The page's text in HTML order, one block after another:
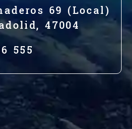
69 (Local)
47004
555